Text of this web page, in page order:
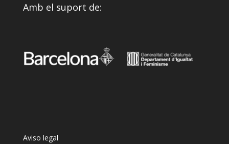
Amb el suport de:
Aviso legal